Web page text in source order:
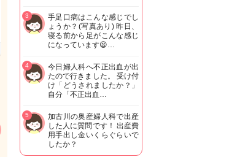
手足口病はこんな感じでし
ょうか？(写真あり) 昨日、
寝る前から足がこんな感じ
になっています😫…
3
今日婦人科へ不正出血が出
たので行きました。 受け付
け「どうされましたか？」
自分「不正出血…
4
加古川の奥産婦人科で出産
した人に質問です！ 出産費
用手出し金いくらぐらいで
したか？
5